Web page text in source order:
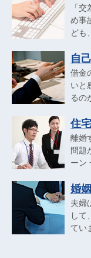
「
め事
ども
自
借金
いと
るの
住
離婚
問題
ーン
婚
夫婦
して
てい